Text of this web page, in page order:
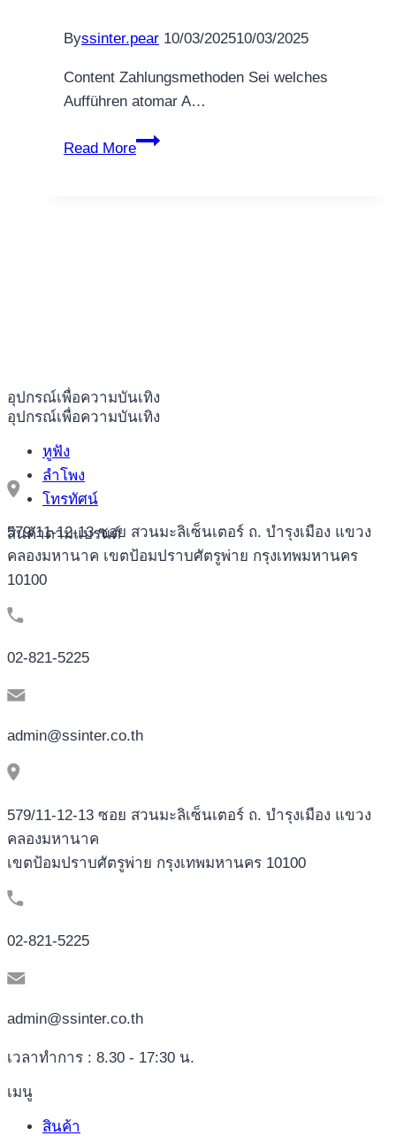
อุปกรณ์เพื่อความบันเทิง
อุปกรณ์เพื่อความบันเทิง
หูฟัง
ลำโพง
โทรทัศน์
สินค้าตามแบรนด์
sitios
apuestas
a
2025
Byssinter.pear 10/03/202510/03/2025
Content Zahlungsmethoden Sei welches
Aufführen atomar A…
Read More
Beste
579/11-12-13 ซอย สวนมะลิเซ็นเตอร์ ถ. บำรุงเมือง แขวง
คลองมหานาค เขตป้อมปราบศัตรูพ่าย กรุงเทพมหานคร
10100
02-821-5225
admin@ssinter.co.th
579/11-12-13 ซอย สวนมะลิเซ็นเตอร์ ถ. บำรุงเมือง แขวง
คลองมหานาค
เขตป้อมปราบศัตรูพ่าย กรุงเทพมหานคร 10100
02-821-5225
admin@ssinter.co.th
เวลาทำการ : 8.30 - 17:30 น.
เมนู
สินค้า